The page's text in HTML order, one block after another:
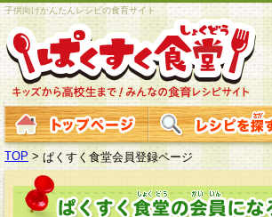
子供向けかんたんレシピの食育サイト
TOP > ぱくすく食堂会員登録ページ